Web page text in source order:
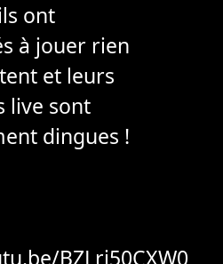
ont
à jouer rien
et leurs
live sont
dingues !
BZLri50CXW0